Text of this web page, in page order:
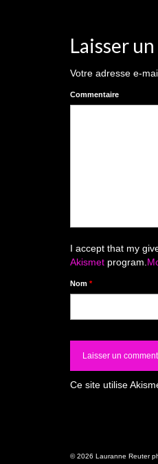
Laisser
Votre adresse e-
Commentaire
I accept that my
Akismet program.
Nom *
Ce site utilise
© 2026 Lauranne Reuter